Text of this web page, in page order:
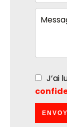
J’ai